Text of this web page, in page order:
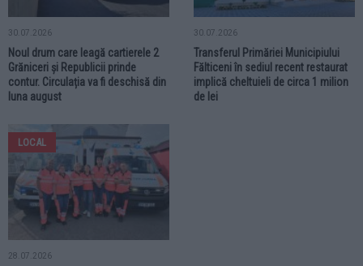
30.07.2026
Noul drum care leagă cartierele 2
Grăniceri și Republicii prinde
contur. Circulația va fi deschisă din
luna august
30.07.2026
Transferul Primăriei Municipiului
Fălticeni în sediul recent restaurat
implică cheltuieli de circa 1 milion
de lei
LOCAL
28.07.2026